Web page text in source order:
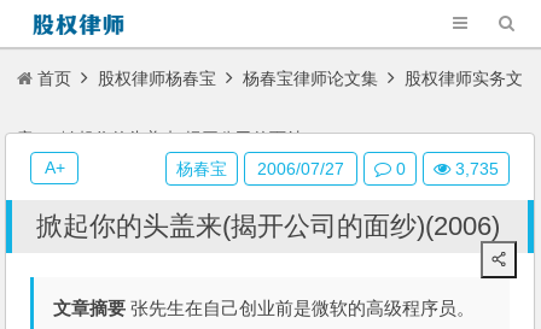
首页 股权律师杨春宝 杨春宝律师论文集 股权律师实务文
章 掀起你的头盖来(揭开公司的面纱)(2006)
掀起你的头盖来(揭开公司的面纱)(2006)
文章摘要 张先生在自己创业前是微软的高级程序员。
杨春宝 2006/07/27 0 3,735
A+